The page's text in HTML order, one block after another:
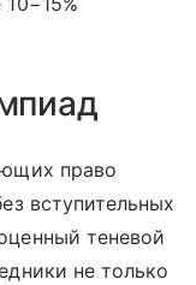
право
вступительных
теневой
не только